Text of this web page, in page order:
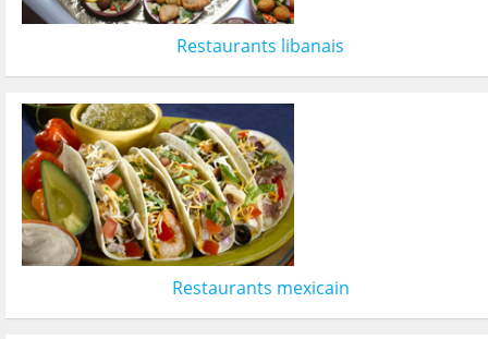
Restaurants libanais
Restaurants mexicain